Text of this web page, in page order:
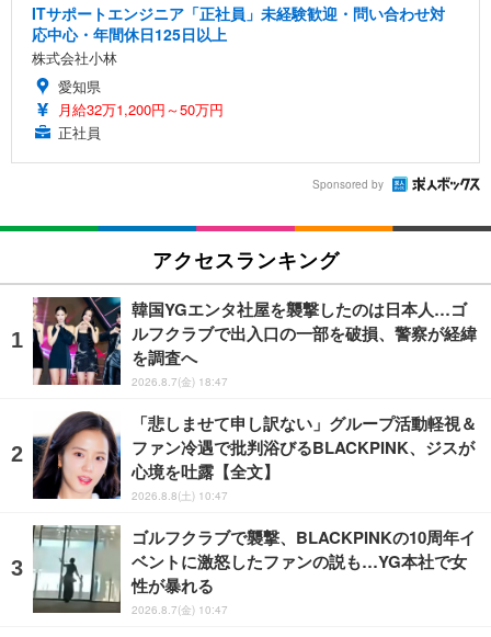
ITサポートエンジニア「正社員」未経験歓迎・問い合わせ対
応中心・年間休日125日以上
株式会社小林
愛知県
月給32万1,200円～50万円
正社員
Sponsored by
アクセスランキング
韓国YGエンタ社屋を襲撃したのは日本人…ゴ
ルフクラブで出入口の一部を破損、警察が経緯
を調査へ
2026.8.7(金) 18:47
「悲しませて申し訳ない」グループ活動軽視＆
ファン冷遇で批判浴びるBLACKPINK、ジスが
心境を吐露【全文】
2026.8.8(土) 10:47
ゴルフクラブで襲撃、BLACKPINKの10周年イ
ベントに激怒したファンの説も…YG本社で女
性が暴れる
2026.8.7(金) 10:47